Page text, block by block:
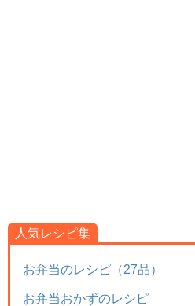
人気レシピ集
お弁当のレシピ（27品）
お弁当おかずのレシピ